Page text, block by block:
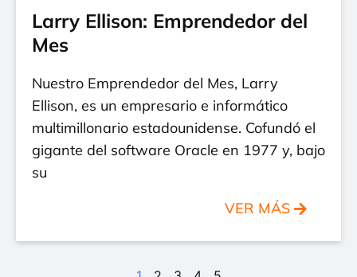
Larry Ellison: Emprendedor del
Mes
Nuestro Emprendedor del Mes, Larry
Ellison, es un empresario e informático
multimillonario estadounidense. Cofundó el
gigante del software Oracle en 1977 y, bajo
su
VER MÁS